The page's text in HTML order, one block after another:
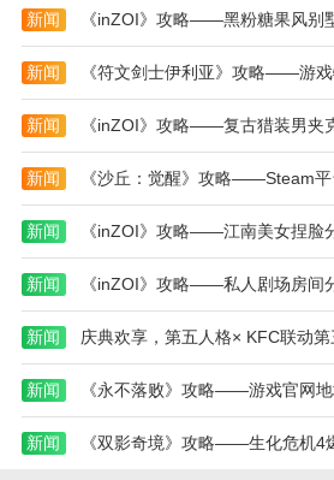
7、所有的食物都制作好后，
到菜单牌上即可。
8、客人会根据你制作的食物
打分，给小费，如果真的做的很难
贴钱。
老爹的热狗店汉化版评测
游戏不仅提供了细腻生动的游
选择，还让玩家可以定制店面设
性和创造性。另外，游戏中的挑战
奖励系统、社会交互功能给玩家
就感。
本站为您提供老爹的热狗店
欢迎大家记住本站网址，本站是
好的网站！
新闻 《inZOI》攻略——黑粉糖果风别
新闻 《符文剑士伊利亚》攻略——游
新闻 《inZOI》攻略——复古猎装男夹
新闻 《沙丘：觉醒》攻略——Steam
新闻 《inZOI》攻略——江南美女捏脸
新闻 《inZOI》攻略——私人剧场房间
新闻 庆典欢享，第五人格× KFC联动
新闻 《永不落败》攻略——游戏官网
新闻 《双影奇境》攻略——生化危机4